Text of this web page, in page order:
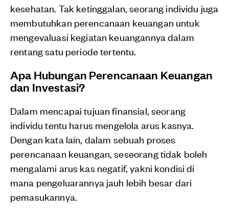
kesehatan. Tak ketinggalan, seorang individu juga
membutuhkan perencanaan keuangan untuk
mengevaluasi kegiatan keuangannya dalam
rentang satu periode tertentu.
Apa Hubungan Perencanaan Keuangan
dan Investasi?
Dalam mencapai tujuan finansial, seorang
individu tentu harus mengelola arus kasnya.
Dengan kata lain, dalam sebuah proses
perencanaan keuangan, seseorang tidak boleh
mengalami arus kas negatif, yakni kondisi di
mana pengeluarannya jauh lebih besar dari
pemasukannya.